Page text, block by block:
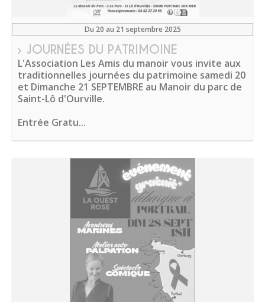
Du 20 au 21 septembre 2025
› JOURNÉES DU PATRIMOINE
L'Association Les Amis du manoir vous invite aux
traditionnelles journées du patrimoine samedi 20
et Dimanche 21 SEPTEMBRE au Manoir du parc de
Saint-Lô d'Ourville.
Entrée Gratu...